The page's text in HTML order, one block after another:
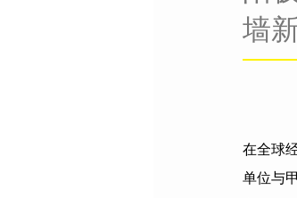
墙
在全球
单位与